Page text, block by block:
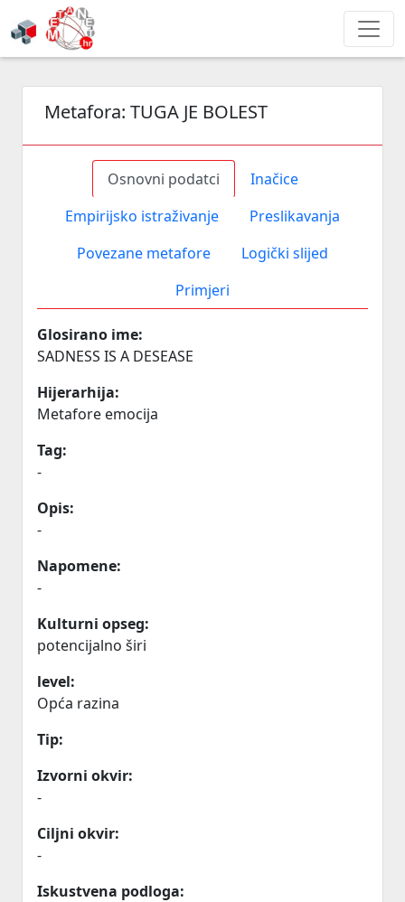
Metafora: TUGA JE BOLEST
Osnovni podatci
Inačice
Empirijsko istraživanje
Preslikavanja
Povezane metafore
Logički slijed
Primjeri
Glosirano ime:
SADNESS IS A DESEASE
Hijerarhija:
Metafore emocija
Tag:
-
Opis:
-
Napomene:
-
Kulturni opseg:
potencijalno širi
level:
Opća razina
Tip:
Izvorni okvir:
-
Ciljni okvir:
-
Iskustvena podloga: